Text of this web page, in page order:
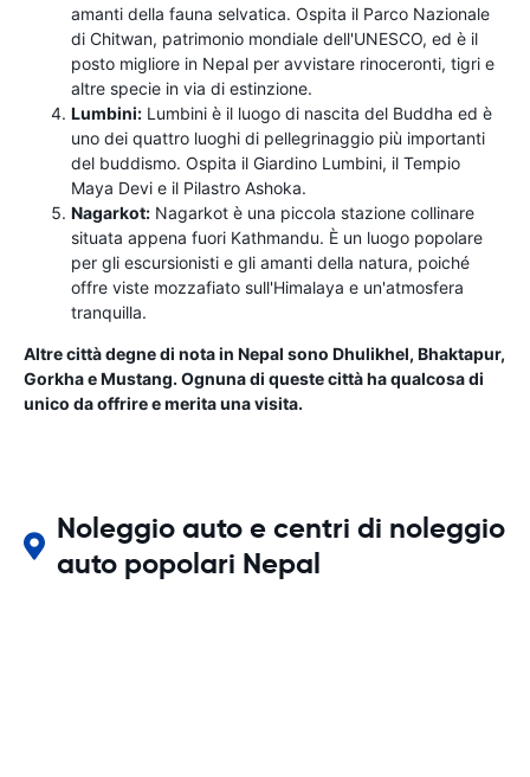
amanti della fauna selvatica. Ospita il Parco Nazionale
di Chitwan, patrimonio mondiale dell'UNESCO, ed è il
posto migliore in Nepal per avvistare rinoceronti, tigri e
altre specie in via di estinzione.
Lumbini: Lumbini è il luogo di nascita del Buddha ed è
uno dei quattro luoghi di pellegrinaggio più importanti
del buddismo. Ospita il Giardino Lumbini, il Tempio
Maya Devi e il Pilastro Ashoka.
Nagarkot: Nagarkot è una piccola stazione collinare
situata appena fuori Kathmandu. È un luogo popolare
per gli escursionisti e gli amanti della natura, poiché
offre viste mozzafiato sull'Himalaya e un'atmosfera
tranquilla.
Altre città degne di nota in Nepal sono Dhulikhel, Bhaktapur,
Gorkha e Mustang. Ognuna di queste città ha qualcosa di
unico da offrire e merita una visita.
Noleggio auto e centri di noleggio
auto popolari Nepal